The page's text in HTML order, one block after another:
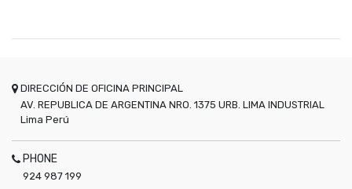
DIRECCIÓN DE OFICINA PRINCIPAL
AV. REPUBLICA DE ARGENTINA NRO. 1375 URB. LIMA INDUSTRIAL
Lima Perú
PHONE
924 987 199